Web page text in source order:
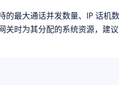
的最大通话并发数量、IP 话机
关时为其分配的系统资源，建